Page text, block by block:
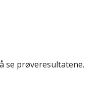
se prøveresultatene.